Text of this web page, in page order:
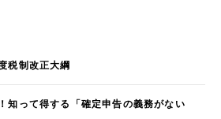
税制改正大綱
知って得する「確定申告の義務がない